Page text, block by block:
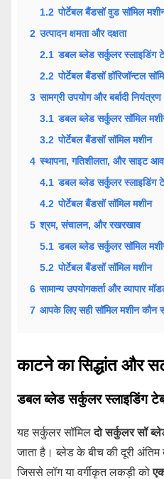
1.2 पोर्टेबल बैंडसॉ वुड सॉमिल
2 उत्पादन क्षमता और दक्षता
2.1 डबल ब्लेड सर्कुलर स्लाइडिंग
2.2 पोर्टेबल बैंडसॉ हॉरिजॉन्टल
3 सामग्री उपयोग और बर्बादी नियंत्रण
3.1 डबल ब्लेड सर्कुलर सॉमिल
3.2 पोर्टेबल बैंडसॉ सॉमिल मशीन
4 स्थापना, गतिशीलता, और साइट
4.1 डबल ब्लेड सर्कुलर स्लाइडिंग
4.2 पोर्टेबल बैंडसॉ सॉमिल मशीन
5 श्रम, संचालन, और रखरखाव
5.1 डबल ब्लेड सर्कुलर सॉमिल
5.2 पोर्टेबल बैंडसॉ सॉमिल मशीन
6 सामान्य उपयोगकर्ता और व्यापार
7 आपके लिए सही सॉमिल मशीन कौन
काटने का सिद्धांत और
डबल ब्लेड सर्कुलर स्लाइडिंग
यह सर्कुलर सॉमिलदो सर्कुलर सॉ
जाता है। ब्लेड के बीच की दूरी अंतिम
जिससे लॉग या वर्गीकृत लकड़ी को